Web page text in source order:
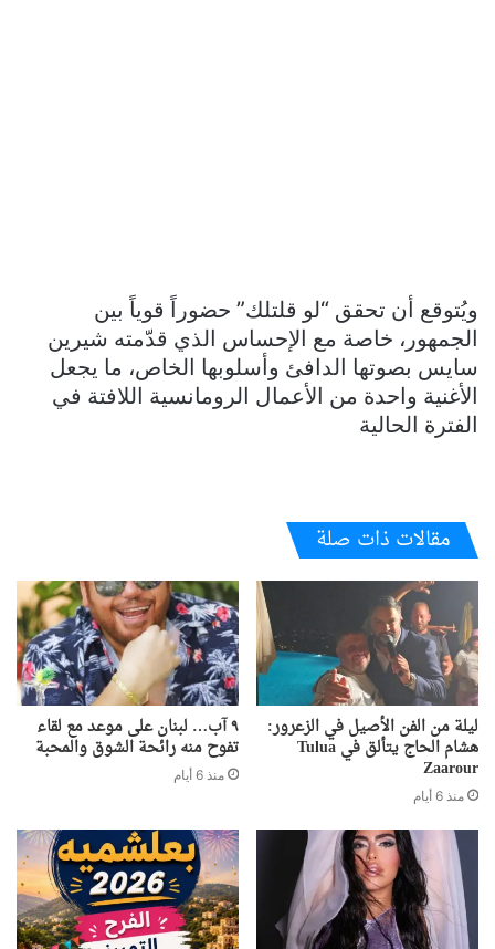
ويُتوقع أن تحقق “لو قلتلك” حضوراً قوياً بين
الجمهور، خاصة مع الإحساس الذي قدّمته شيرين
سايس بصوتها الدافئ وأسلوبها الخاص، ما يجعل
الأغنية واحدة من الأعمال الرومانسية اللافتة في
الفترة الحالية
مقالات ذات صلة
ليلة من الفن الأصيل في الزعرور:
هشام الحاج يتألق في Tulua
Zaarour
منذ 6 أيام
٩ آب… لبنان على موعد مع لقاء
تفوح منه رائحة الشوق والمحبة
منذ 6 أيام